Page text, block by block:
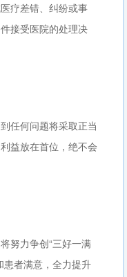
疗差错、纠纷或事
接受医院的处理决
任何问题将采取正当
益放在首位，绝不会
努力争创“三好一满
患者满意，全力提升